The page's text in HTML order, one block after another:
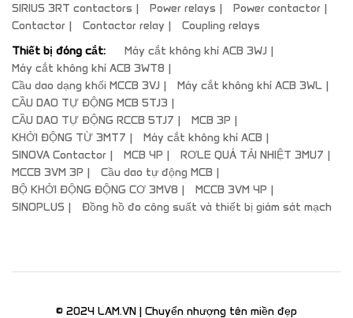
SIRIUS 3RT contactors
Power relays
Power contactor
Contactor
Contactor relay
Coupling relays
Thiết bị đóng cắt:
Máy cắt không khí ACB 3WJ
Máy cắt không khí ACB 3WT8
Cầu dao dạng khối MCCB 3VJ
Máy cắt không khí ACB 3WL
CẦU DAO TỰ ĐỘNG MCB 5TJ3
CẦU DAO TỰ ĐỘNG RCCB 5TJ7
MCB 3P
KHỞI ĐỘNG TỪ 3MT7
Máy cắt không khí ACB
SINOVA Contactor
MCB 4P
RƠLE QUÁ TẢI NHIỆT 3MU7
MCCB 3VM 3P
Cầu dao tự động MCB
BỘ KHỞI ĐỘNG ĐỘNG CƠ 3MV8
MCCB 3VM 4P
SINOPLUS
Đồng hồ đo công suất và thiết bị giám sát mạch
© 2024 LAM.VN | Chuyển nhượng tên miền đẹp